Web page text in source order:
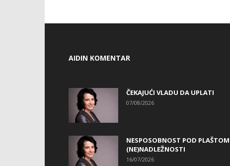
AIDIN KOMENTAR
ČEKAJUĆI VLADU DA UPLATI
07/08/2026
NESPOSOBNOST POD PLAŠTOM
(NE)NADLEŽNOSTI
16/07/2026